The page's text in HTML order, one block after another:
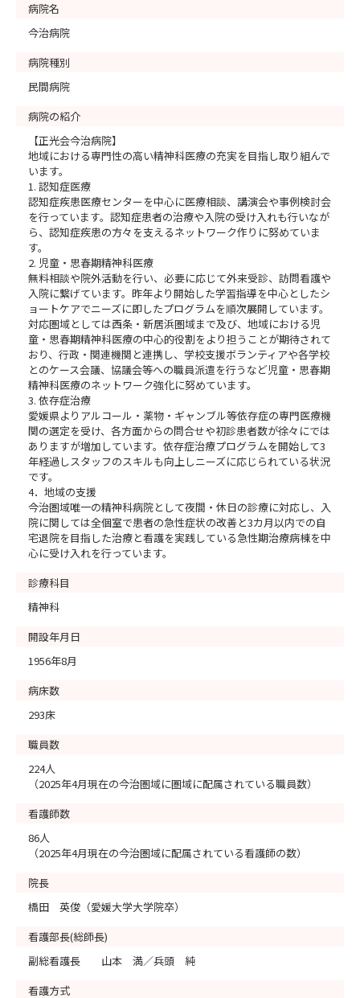
病院名
今治病院
病院種別
民間病院
病院の紹介
【正光会今治病院】
地域における専門性の高い精神科医療の充実を目指し取り組んで
います。
1. 認知症医療
認知症疾患医療センターを中心に医療相談、講演会や事例検討会
を行っています。認知症患者の治療や入院の受け入れも行いなが
ら、認知症疾患の方々を支えるネットワーク作りに努めていま
す。
2. 児童・思春期精神科医療
無料相談や院外活動を行い、必要に応じて外来受診、訪問看護や
入院に繋げています。昨年より開始した学習指導を中心としたシ
ョートケアでニーズに即したプログラムを順次展開しています。
対応圏域としては西条・新居浜圏域まで及び、地域における児
童・思春期精神科医療の中心的役割をより担うことが期待されて
おり、行政・関連機関と連携し、学校支援ボランティアや各学校
とのケース会議、協議会等への職員派遣を行うなど児童・思春期
精神科医療のネットワーク強化に努めています。
3. 依存症治療
愛媛県よりアルコール・薬物・ギャンブル等依存症の専門医療機
関の選定を受け、各方面からの問合せや初診患者数が徐々にでは
ありますが増加しています。依存症治療プログラムを開始して3
年経過しスタッフのスキルも向上しニーズに応じられている状況
です。
4．地域の支援
今治圏域唯一の精神科病院として夜間・休日の診療に対応し、入
院に関しては全個室で患者の急性症状の改善と3カ月以内での自
宅退院を目指した治療と看護を実践している急性期治療病棟を中
心に受け入れを行っています。
診療科目
精神科
開設年月日
1956年8月
病床数
293床
職員数
224人
（2025年4月現在の今治圏域に圏域に配属されている職員数）
看護師数
86人
（2025年4月現在の今治圏域に配属されている看護師の数）
院長
橋田 英俊（愛媛大学大学院卒）
看護部長(総師長)
副総看護長 山本 満／兵頭 純
看護方式